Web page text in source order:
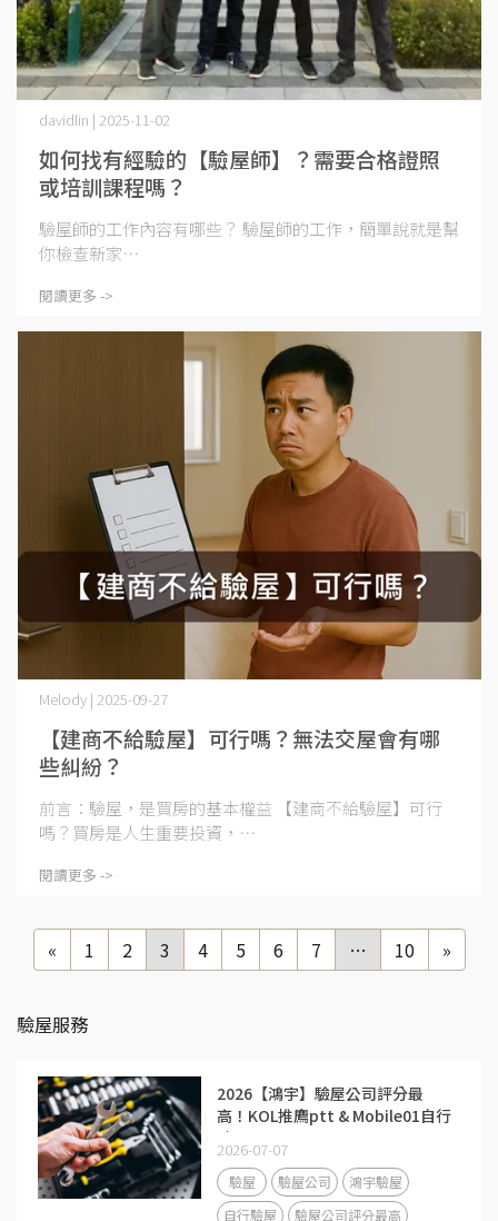
如何找有經驗的【驗屋師】？需要合格證照
或培訓課程嗎？
davidlin | 2025-11-02
驗屋師的工作內容有哪些？ 驗屋師的工作，簡單說就是幫
你檢查新家⋯
閱讀更多 ->
【建商不給驗屋】可行嗎？無法交屋會有哪
些糾紛？
Melody | 2025-09-27
前言：驗屋，是買房的基本權益 【建商不給驗屋】可行
嗎？買房是人生重要投資，⋯
閱讀更多 ->
« 1 2 3 4 5 6 7 … 10 »
驗屋服務
2026【鴻宇】驗屋公司評分最
高！KOL推廌ptt & Mobile01自行
驗屋工具
2026-07-07
驗屋 驗屋公司
鴻宇驗屋
自行驗屋
驗屋公司評分最高